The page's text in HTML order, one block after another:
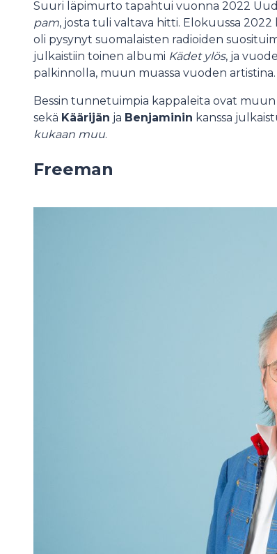
Suuri läpimurto tapahtui vuonna 2022
pam, josta tuli valtava hitti. Elokuussa
oli pysynyt suomalaisten radioiden
julkaistiin toinen albumi Kädet ylös, ja
palkinnolla, muun muassa vuoden artistina.
Bessin tunnetuimpia kappaleita ovat muun
sekä Käärijän ja Benjaminin kanssa
kukaan muu.
Freeman